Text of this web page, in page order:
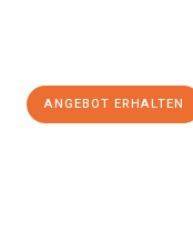
ANGEBOT ERHALTEN